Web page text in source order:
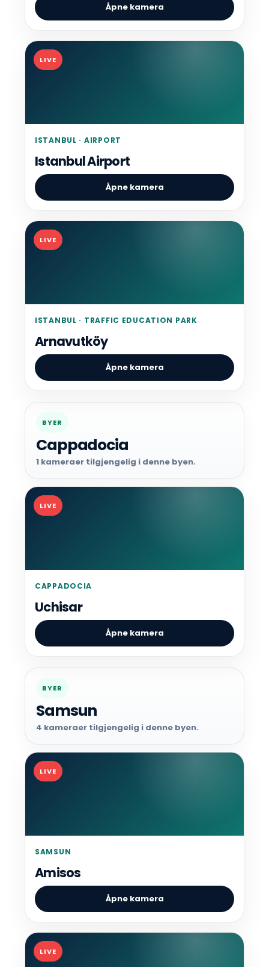
Åpne kamera
LIVE
ISTANBUL · AIRPORT
Istanbul Airport
Åpne kamera
LIVE
ISTANBUL · TRAFFIC EDUCATION PARK
Arnavutköy
Åpne kamera
BYER
Cappadocia
1 kameraer tilgjengelig i denne byen.
LIVE
CAPPADOCIA
Uchisar
Åpne kamera
BYER
Samsun
4 kameraer tilgjengelig i denne byen.
LIVE
SAMSUN
Amisos
Åpne kamera
LIVE